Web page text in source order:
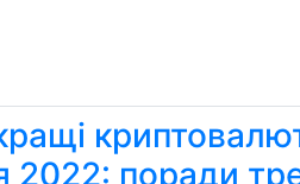
2022: поради